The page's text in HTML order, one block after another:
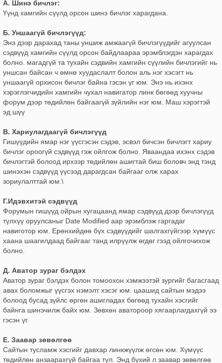
А. Шинэ бичлэг:
Үүнд хамгийн сүүлд орсон шинэ бичлэг харагдана.
Б. Уншаагүй бичлэгүүд:
Энэ дээр дарахад таны уншиж амжаагүй бичлэгүүдийг агуулсан
сэдвүүд хамгийн сүүлд орсон байдлаараа эрэмблэгдэн харагдах
болно. магадгүй та тухайн сэдвийн хамгийн сүүлийн бичлэгийг нь
уншсан байсан ч өмнө хуудаслалт болон аль нэг хэсэгт нь
уншаагүй орхисон бичлэг байна гэсэн үг юм. Энэ нь ихэнх
хэрэглэгчидийн хамгийн чухал навигатор линк бөгөөд хуучны
форум дээр төдийлөн байгаагүй зүйлийн нэг юм. Маш хэрэгтэй
эд шүү
В. Хариулагдаагүй бичлэгүүд
Гишүүдийн ямар нэг үүсгэсэн сэдэв, эсвэл бичсэн бичлэгт хариу
бичлэг ороогүй сэдвүүд гэж ойлгож болно. Яваандаа ихэнх сэдэв
бичлэгтэй болоод ирхээр төдийлөн ашигтай биш боловч энд тэнд
шинэхэн сэдвүүд үүсээд дарагдсан байгааг олж харах
зориулалттай юм.\
Г.Идэвхитэй сэдвүүд
Форумын гишүүд ойрын хугацаанд ямар сэдвүүд дээр бичлэгүүд
түлхүү оруулсаныг Date Modified аар эрэмблэж гаргадаг
навиготор юм. Ерөнхийдөө бүх сэдвүүдийг шалгахгүйгээр хүмүүс
хаана шаагилдаад байгааг танд илрүүлж өгдөг гээд ойлгочихож
болно.
Д. Аватор зураг бэлдэх
Аватор зураг бэлдэх болон томоохон хэмжээтэй зургийг багасгаад
авах боломжыг үүсгэх нэмэлт хэсэг юм. цаашид сайтын мэдээ
болоод бусад зүйлс өргөн ашигладах бөгөөд тухайн хэсгийг
байнга шинэчилж байх юм. Зөвхөн аватороор хягаарлагдахгүй ээ
гэсэн үг.
Е. Заавар зөвөлгөө
Сайтын тусламж хэсгийг давхар линкжүүлж өгсөн юм. Хүмүүс
төдийлөн анзаарахгүй байгаа тул. Энд бүхий л заавар зөвөлгөө